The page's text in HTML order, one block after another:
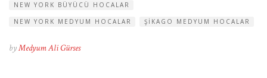
NEW YORK BÜYÜCÜ HOCALAR
NEW YORK MEDYUM HOCALAR
ŞIKAGO MEDYUM HOCALAR
byMedyum Ali Gürses